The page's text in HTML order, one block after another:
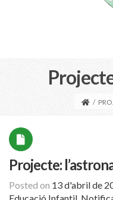
/
Projecte:
Posted on 13 d'abril de